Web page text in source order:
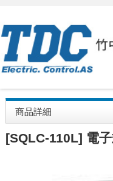
商品詳細
[SQLC-110L] 電